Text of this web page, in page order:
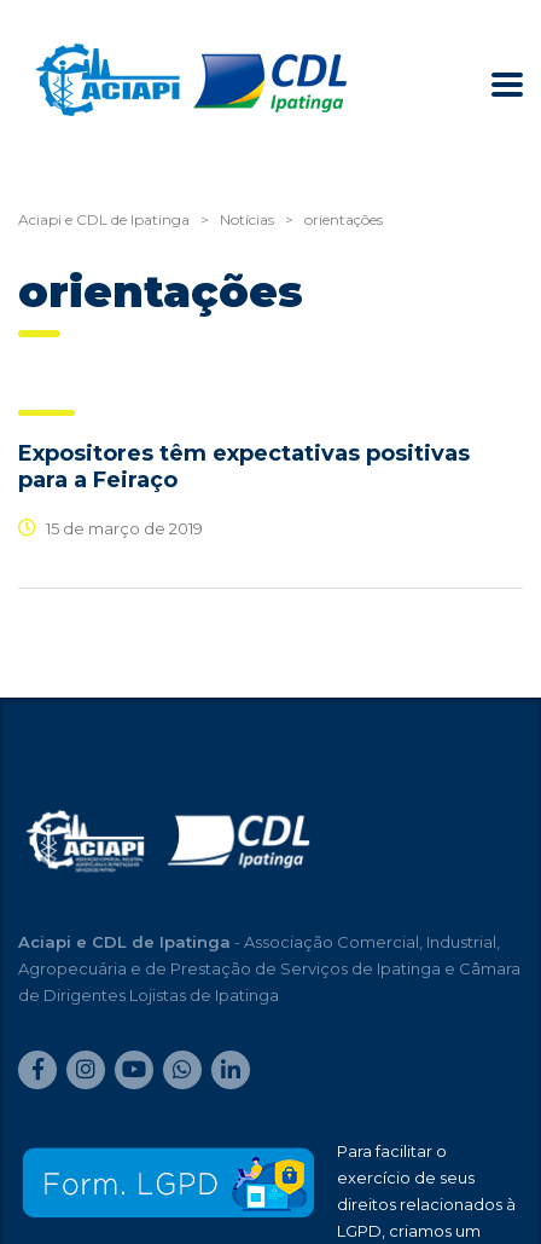
Aciapi e CDL de Ipatinga > Notícias > orientações
orientações
Expositores têm expectativas positivas
para a Feiraço
15 de março de 2019
Aciapi e CDL de Ipatinga - Associação Comercial, Industrial,
Agropecuária e de Prestação de Serviços de Ipatinga e Câmara
de Dirigentes Lojistas de Ipatinga
Para facilitar o
exercício de seus
direitos relacionados à
LGPD, criamos um